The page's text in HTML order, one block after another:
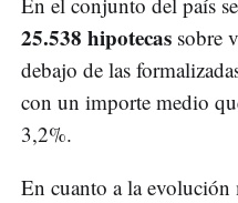
25.538 hipotecas sobre
debajo de las
con un importe medio
3,2%.
En cuanto a la evolución